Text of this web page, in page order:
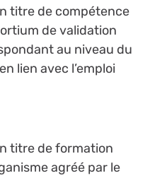
titre de compétence
de validation
au niveau du
lien avec l’emploi
titre de formation
agréé par le